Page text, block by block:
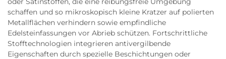
schaffen und so mikroskopisch kleine Kratzer auf polierten
Metallflächen verhindern sowie empfindliche
Edelsteinfassungen vor Abrieb schützen. Fortschrittliche
Stofftechnologien integrieren antivergilbende
Eigenschaften durch spezielle Beschichtungen oder